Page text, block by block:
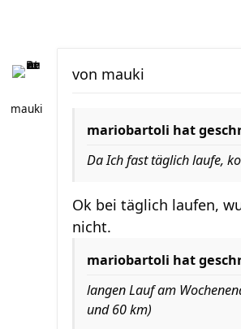
mauki
von mauki
mariobartoli hat
Da Ich fast täglich laufe,
Ok bei täglich laufen,
nicht.
mariobartoli hat
langen Lauf am
und 60 km)